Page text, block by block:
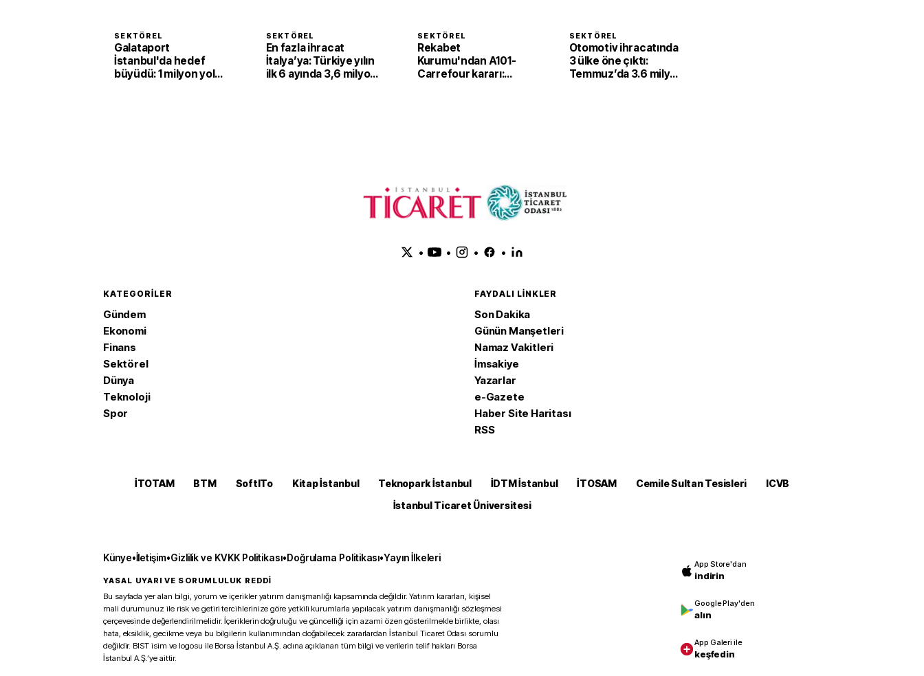
SEKTÖREL
Galataport
İstanbul'da hedef
büyüdü: 1 milyon yolcu
SEKTÖREL
En fazla ihracat
İtalya’ya: Türkiye yılın
ilk 6 ayında 3,6 milyon
SEKTÖREL
Rekabet
Kurumu'ndan A101-
Carrefour kararı:
SEKTÖREL
Otomotiv ihracatında
3 ülke öne çıktı:
Temmuz’da 3.6 milyar
• • • •
KATEGORILER
Gündem
Ekonomi
Finans
Sektörel
Dünya
Teknoloji
Spor
FAYDALI LINKLER
Son Dakika
Günün Manşetleri
Namaz Vakitleri
İmsakiye
Yazarlar
e-Gazete
Haber Site Haritası
RSS
İTOTAM BTM SoftITo Kitap İstanbul Teknopark İstanbul İDTM İstanbul İTOSAM Cemile Sultan Tesisleri
ICVB
İstanbul Ticaret Üniversitesi
Künye•İletişim•Gizlilik ve KVKK Politikası•Doğrulama Politikası•Yayın İlkeleri
YASAL UYARI VE SORUMLULUK REDDİ
Bu sayfada yer alan bilgi, yorum ve içerikler yatırım danışmanlığı kapsamında değildir. Yatırım kararları, kişisel
mali durumunuz ile risk ve getiri tercihlerinize göre yetkili kurumlarla yapılacak yatırım danışmanlığı sözleşmesi
çerçevesinde değerlendirilmelidir. İçeriklerin doğruluğu ve güncelliği için azami özen gösterilmekle birlikte, olası
hata, eksiklik, gecikme veya bu bilgilerin kullanımından doğabilecek zararlardan İstanbul Ticaret Odası sorumlu
değildir. BIST isim ve logosu ile Borsa İstanbul A.Ş. adına açıklanan tüm bilgi ve verilerin telif hakları Borsa
İstanbul A.Ş.’ye aittir.
App Store'dan
indirin
Google Play'den
alın
App Galeri ile
keşfedin